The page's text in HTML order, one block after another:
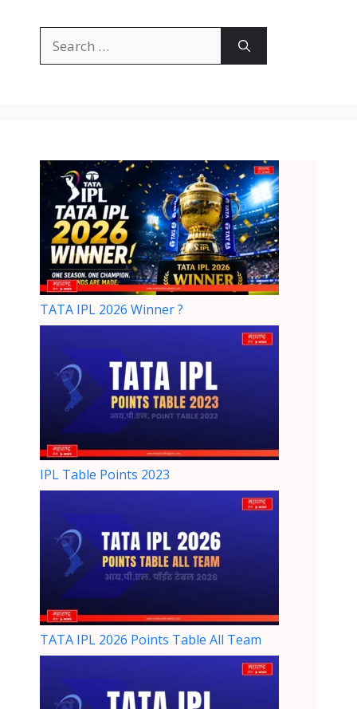
TATA IPL 2026 Winner ?
IPL Table Points 2023
TATA IPL 2026 Points Table All Team